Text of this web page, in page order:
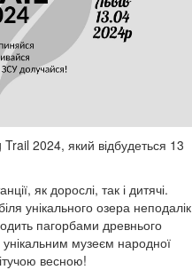
2024, який відбудеться 13
як дорослі, так і дитячі.
унікального озера неподалік
пагорбами древнього
музеєм народної
весною!